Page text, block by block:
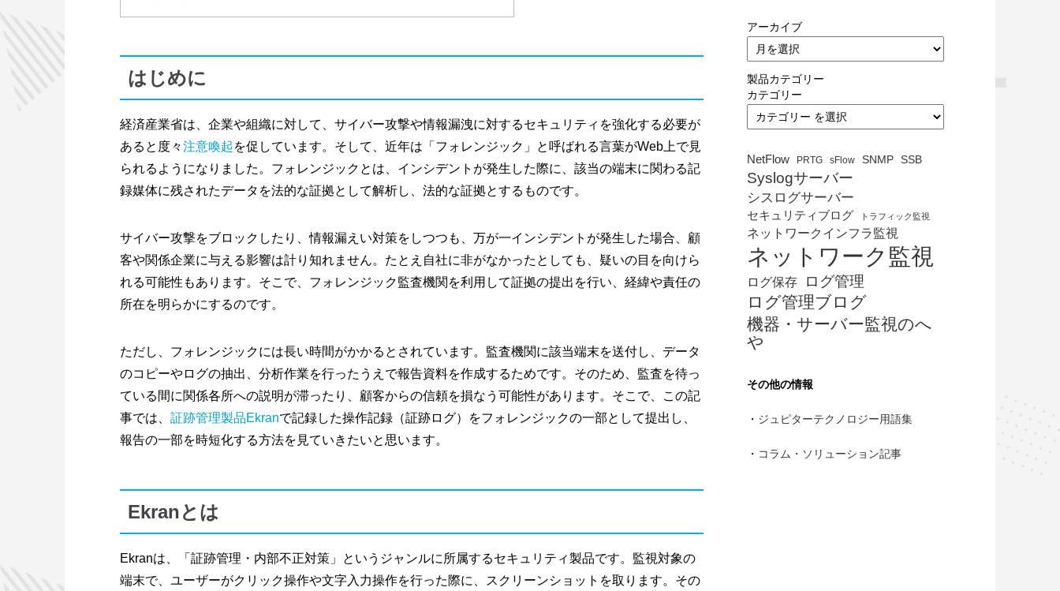
はじめに
経済産業省は、企業や組織に対して、サイバー攻撃や情報漏洩に対するセキュリティを強化する必要が
あると度々注意喚起を促しています。そして、近年は「フォレンジック」と呼ばれる言葉がWeb上で見
られるようになりました。フォレンジックとは、インシデントが発生した際に、該当の端末に関わる記
録媒体に残されたデータを法的な証拠として解析し、法的な証拠とするものです。
サイバー攻撃をブロックしたり、情報漏えい対策をしつつも、万が一インシデントが発生した場合、顧
客や関係企業に与える影響は計り知れません。たとえ自社に非がなかったとしても、疑いの目を向けら
れる可能性もあります。そこで、フォレンジック監査機関を利用して証拠の提出を行い、経緯や責任の
所在を明らかにするのです。
ただし、フォレンジックには長い時間がかかるとされています。監査機関に該当端末を送付し、データ
のコピーやログの抽出、分析作業を行ったうえで報告資料を作成するためです。そのため、監査を待っ
ている間に関係各所への説明が滞ったり、顧客からの信頼を損なう可能性があります。そこで、この記
事では、 証跡管理製品Ekranで記録した操作記録（証跡ログ）をフォレンジックの一部として提出し、
報告の一部を時短化する方法を見ていきたいと思います。
Ekranとは
Ekranは、「証跡管理・内部不正対策」というジャンルに所属するセキュリティ製品です。監視対象の
端末で、ユーザーがクリック操作や文字入力操作を行った際に、スクリーンショットを取ります。その
アーカイブ
製品カテゴリー
カテゴリー
NetFlow PRTG sFlow SNMP SSB
Syslogサーバー
シスログサーバー
セキュリティブログ トラフィック監視
ネットワークインフラ監視
ネットワーク監視
ログ保存 ログ管理
ログ管理ブログ
機器・サーバー監視のへ
や
その他の情報
・ ジュピターテクノロジー用語集
・ コラム・ソリューション記事